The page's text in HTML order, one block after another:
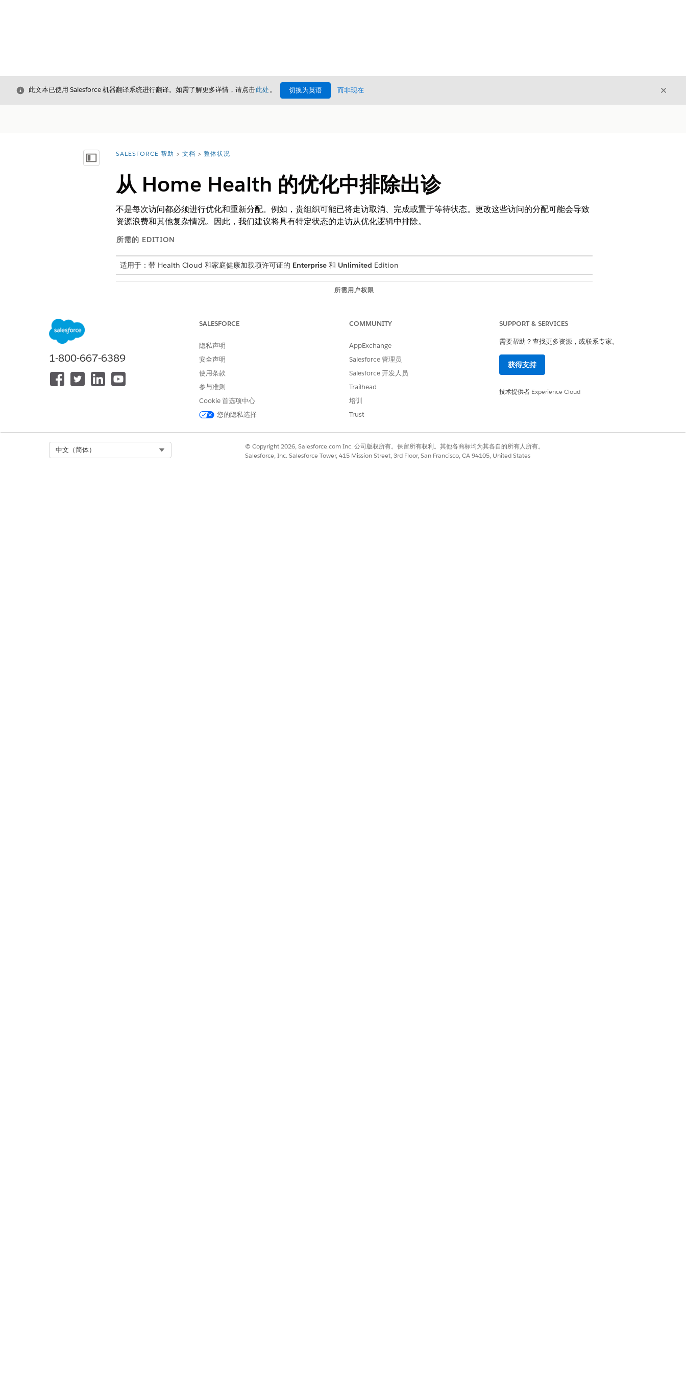
关闭
此文本已使用 Salesforce 机器翻译系统进行翻译。如需了解更多详情，请点击此处。 切换为英语 而非现在 关闭
显示目录 您在此处：
SALESFORCE 帮助 文档 整体状况
从 Home Health 的优化中排除出诊
不是每次访问都必须进行优化和重新分配。例如，贵组织可能已将走访取消、完成或置于等待状态。更改这些访问的分配可能会导致
资源浪费和其他复杂情况。因此，我们建议将具有特定状态的走访从优化逻辑中排除。
所需的 EDITION
适用于：带 Health Cloud 和家庭健康加载项许可证的 Enterprise和 Unlimited Edition
所需用户权限
从应用程序启动程序中，打开 Field Service 管理员应用程序，然后选择Field Service 设置
在全局优化、当天优化和资源计划优化部分中，选择要从优化中排除的状态。
本文章是否解决您的问题？
请与我们共享您的想法，以便我们进行改进！
1-800-667-6389
SALESFORCE
隐私声明
安全声明
使用条款
参与准则
Cookie 首选项中心
您的隐私选择
COMMUNITY
AppExchange
Salesforce 管理员
Salesforce 开发人员
Trailhead
培训
Trust
SUPPORT & SERVICES
需要帮助？查找更多资源，或联系专家。
获得支持
技术提供者 Experience Cloud
中文（简体）
© Copyright 2026, Salesforce.com Inc. 公司版权所有。保留所有权利。其他各商标均为其各自的所有人所有。
Salesforce, Inc. Salesforce Tower, 415 Mission Street, 3rd Floor, San Francisco, CA 94105, United States